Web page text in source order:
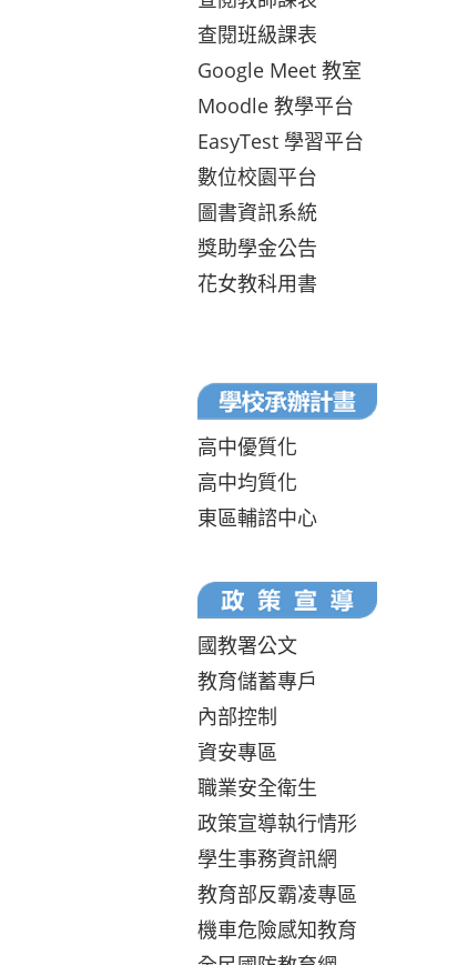
查閱班級課表
Google Meet 教室
Moodle 教學平台
EasyTest 學習平台
數位校園平台
圖書資訊系統
獎助學金公告
花女教科用書
高中優質化
高中均質化
東區輔諮中心
國教署公文
教育儲蓄專戶
內部控制
資安專區
職業安全衛生
政策宣導執行情形
學生事務資訊網
教育部反霸凌專區
機車危險感知教育